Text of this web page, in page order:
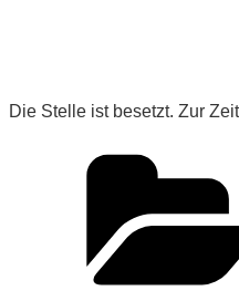
Die Stelle ist besetzt. Zur